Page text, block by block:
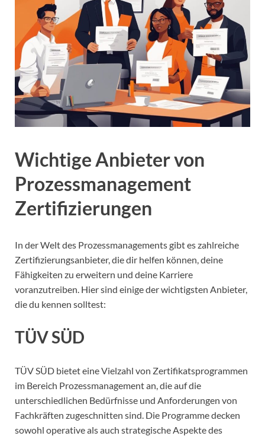
Wichtige Anbieter von
Prozessmanagement
Zertifizierungen
In der Welt des Prozessmanagements gibt es zahlreiche
Zertifizierungsanbieter, die dir helfen können, deine
Fähigkeiten zu erweitern und deine Karriere
voranzutreiben. Hier sind einige der wichtigsten Anbieter,
die du kennen solltest:
TÜV SÜD
TÜV SÜD bietet eine Vielzahl von Zertifikatsprogrammen
im Bereich Prozessmanagement an, die auf die
unterschiedlichen Bedürfnisse und Anforderungen von
Fachkräften zugeschnitten sind. Die Programme decken
sowohl operative als auch strategische Aspekte des